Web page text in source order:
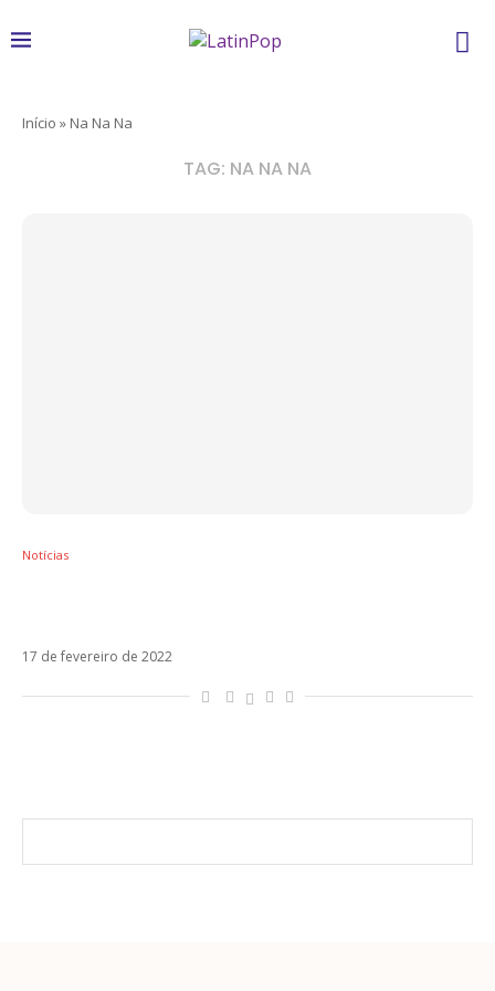
Início » Na Na Na
TAG: NA NA NA
Notícias
17 de fevereiro de 2022